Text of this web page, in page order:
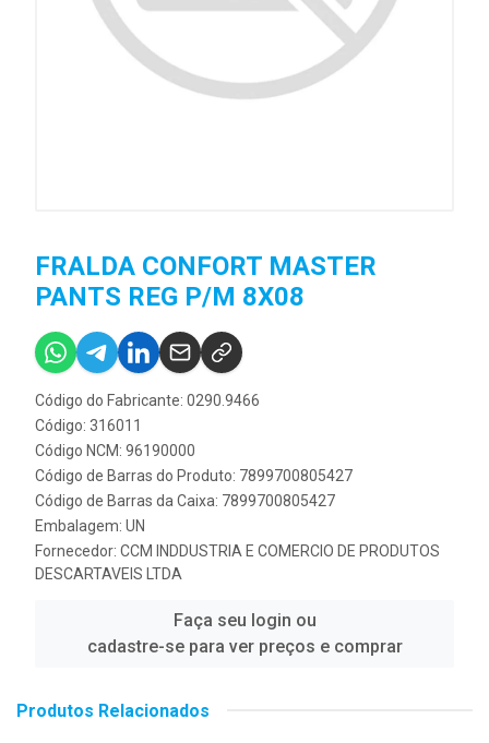
FRALDA CONFORT MASTER
PANTS REG P/M 8X08
Código do Fabricante: 0290.9466
Código: 316011
Código NCM: 96190000
Código de Barras do Produto: 7899700805427
Código de Barras da Caixa: 7899700805427
Embalagem: UN
Fornecedor: CCM INDDUSTRIA E COMERCIO DE PRODUTOS
DESCARTAVEIS LTDA
Faça seu login ou
cadastre-se para ver preços e comprar
Produtos Relacionados